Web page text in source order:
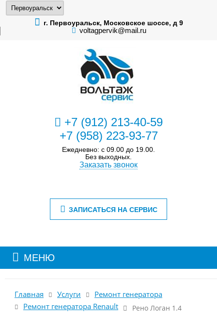
г. Первоуральск, Московское шоссе, д 9
voltagpervik@mail.ru
+7 (912) 213-40-59
+7 (958) 223-93-77
Ежедневно: с 09.00 до 19.00.
Без выходных.
Заказать звонок
ЗАПИСАТЬСЯ НА СЕРВИС
МЕНЮ
Главная Услуги
Ремонт генератора
Ремонт генератора Renault
Рено Логан 1.4